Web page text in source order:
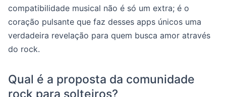
compatibilidade musical não é só um extra; é o
coração pulsante que faz desses apps únicos uma
verdadeira revelação para quem busca amor através
do rock.
Qual é a proposta da comunidade
rock para solteiros?